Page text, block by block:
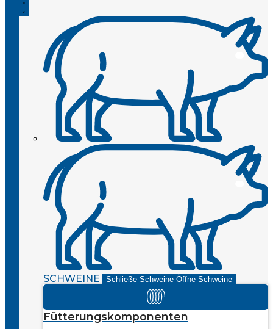
SCHWEINE Schließe Schweine Öffne Schweine
Fütterungskomponenten